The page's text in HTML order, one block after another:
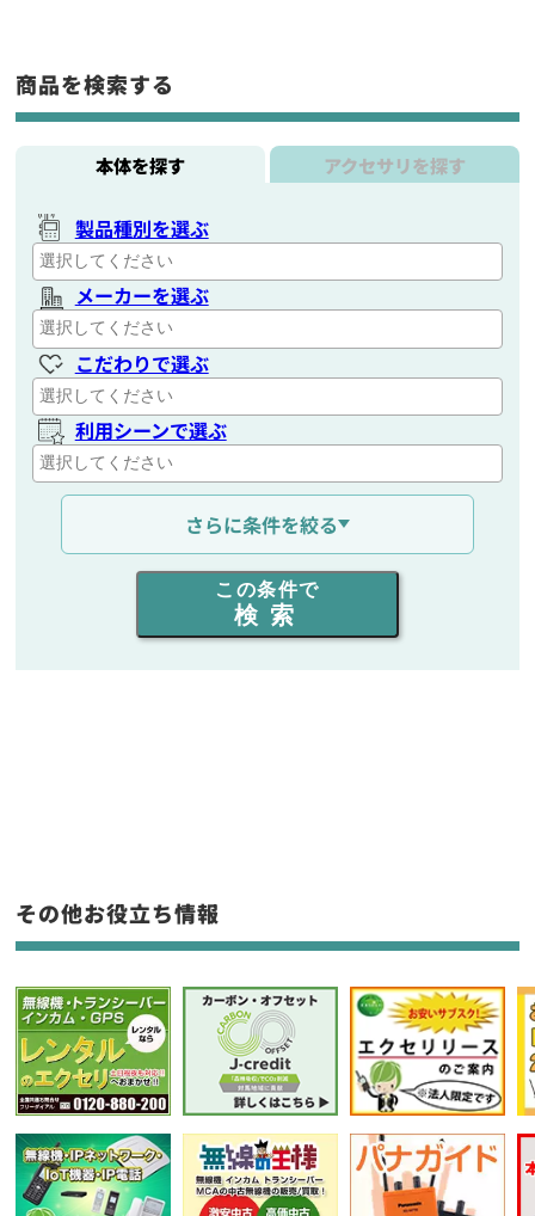
商品を検索する
本体を探す アクセサリを探す
製品種別を選ぶ
メーカーを選ぶ
こだわりで選ぶ
利用シーンで選ぶ
通信距離を選ぶ
出力を選ぶ
同時通話人数を選ぶ
フリーワード入力(製品名等)
選択条件をリセット
さらに条件を絞る
この条件で
検索
その他お役立ち情報